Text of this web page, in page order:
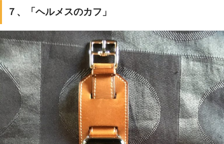
７、「ヘルメスのカフ」